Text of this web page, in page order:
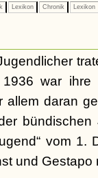
Lexikon Chronik Lexikon
war ihre
allem daran
vom 1.
und Gestapo